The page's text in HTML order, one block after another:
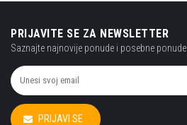
PRIJAVITE SE ZA NEWSLETTER
Saznajte najnovije ponude i posebne ponude
PRIJAVI SE